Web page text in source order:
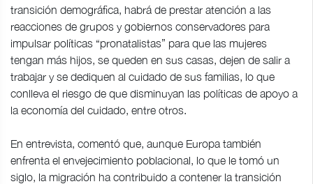
transición demográfica, habrá de prestar atención a las
reacciones de grupos y gobiernos conservadores para
impulsar políticas “pronatalistas” para que las mujeres
tengan más hijos, se queden en sus casas, dejen de salir a
trabajar y se dediquen al cuidado de sus familias, lo que
conlleva el riesgo de que disminuyan las políticas de apoyo a
la economía del cuidado, entre otros.
En entrevista, comentó que, aunque Europa también
enfrenta el envejecimiento poblacional, lo que le tomó un
siglo, la migración ha contribuido a contener la transición